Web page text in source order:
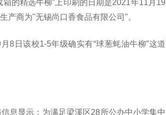
的精选牛柳”上印刷的日期是2021年11月19
产商为"无锡尚口香食品有限公司"。
8日该校1-5年级确实有“球葱蚝油牛柳”这道
息显示：为满足梁溪区28所公办中小学集中